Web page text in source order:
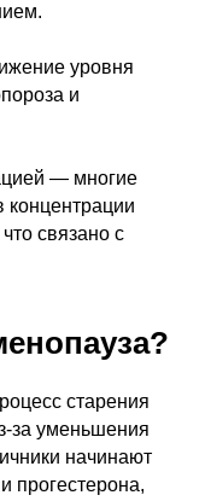
уровня
и
— многие
связано с
старения
за уменьшения
начинают
прогестерона,